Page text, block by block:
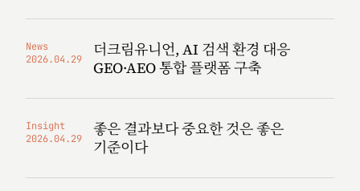
News
2026.04.29
더크림유니언, AI 검색 환경 대응
GEO·AEO 통합 플랫폼 구축
Insight
2026.04.29
좋은 결과보다 중요한 것은 좋은
기준이다